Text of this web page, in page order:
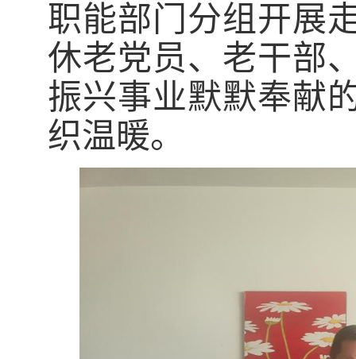
职能部门分组开展
休老党员、老干部
振兴事业默默奉献
织温暖。